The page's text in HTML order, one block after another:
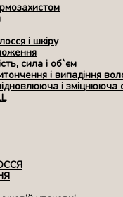
і шкіру
сила і об`єм
і випадіння
і зміцнююча